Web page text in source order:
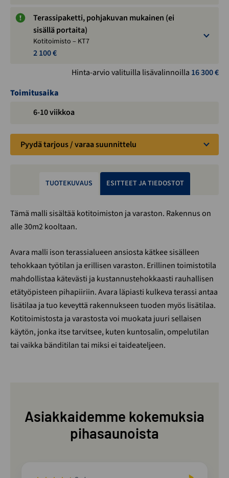
Terassipaketti, pohjakuvan mukainen (ei
sisällä portaita)
Kotitoimisto – KT7
2 100 €
Hinta-arvio valituilla lisävalinnoilla 16 300€
Toimitusaika
6-10 viikkoa
Pyydä tarjous / varaa suunnittelu
TUOTEKUVAUS ESITTEET JA TIEDOSTOT
Tämä malli sisältää kotitoimiston ja varaston. Rakennus on
alle 30m2 kooltaan.
Avara malli ison terassialueen ansiosta kätkee sisälleen
tehokkaan työtilan ja erillisen varaston. Erillinen toimistotila
mahdollistaa kätevästi ja kustannustehokkaasti rauhallisen
etätyöpisteen pihapiiriin. Avara läpiasti kulkeva terassi antaa
lisätilaa ja tuo keveyttä rakennukseen tuoden myös lisätilaa.
Kotitoimistosta ja varastosta voi muokata juuri sellaisen
käytön, jonka itse tarvitsee, kuten kuntosalin, ompelutilan
tai vaikka bänditilan tai miksi ei taideateljeen.
Asiakkaidemme kokemuksia
pihasaunoista